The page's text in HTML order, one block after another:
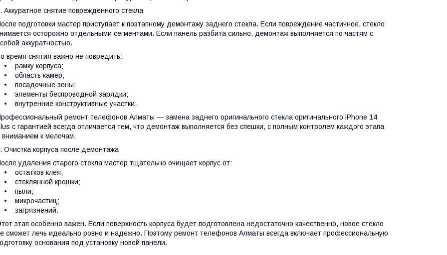
Аккуратное снятие поврежденного стекла
подготовки мастер приступает к поэтапному демонтажу заднего стекла. Если повреждение частичное, стекло
осторожно отдельными сегментами. Если панель разбита сильно, демонтаж выполняется по частям с
аккуратностью.
время снятия важно не повредить:
• рамку корпуса;
• область камер;
• посадочные зоны;
• элементы беспроводной зарядки;
• внутренние конструктивные участки.
ремонт телефонов Алматы — замена заднего оригинального стекла оригинального iPhone 14
с гарантией всегда отличается тем, что демонтаж выполняется без спешки, с полным контролем каждого этапа
вниманием к мелочам.
Очистка корпуса после демонтажа
удаления старого стекла мастер тщательно очищает корпус от:
• остатков клея;
• стеклянной крошки;
• пыли;
• микрочастиц;
• загрязнений.
этап особенно важен. Если поверхность корпуса будет подготовлена недостаточно качественно, новое стекло
сможет лечь идеально ровно и надежно. Поэтому ремонт телефонов Алматы всегда включает профессиональную
основания под установку новой панели.